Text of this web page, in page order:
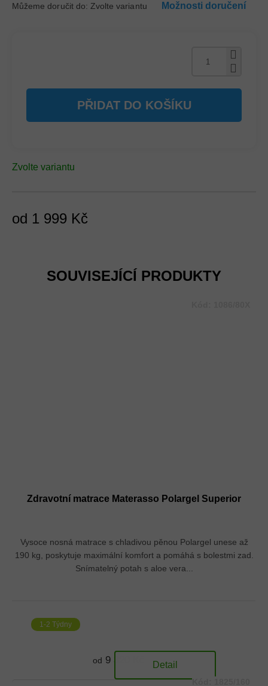
od 1 999 Kč
Zvolte variantu
Můžeme doručit do: Zvolte variantu Možnosti doručení
PŘIDAT DO KOŠÍKU
SOUVISEJÍCÍ PRODUKTY
Zdravotní matrace Materasso Polargel Superior
Vysoce nosná matrace s chladivou pěnou Polargel unese až
190 kg, poskytuje maximální komfort a pomáhá s bolestmi zad.
Snímatelný potah s aloe vera...
1-2 Týdny
od 9 320 Kč Detail